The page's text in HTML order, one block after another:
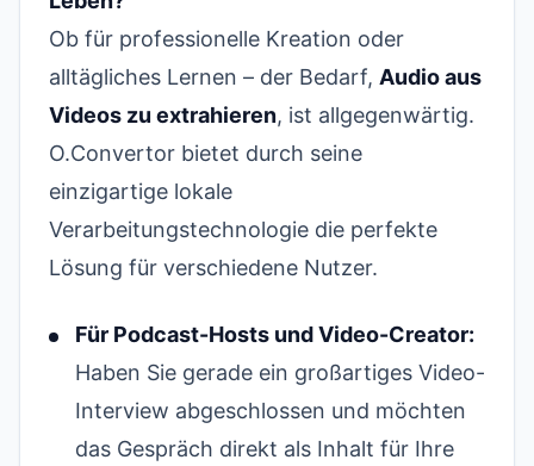
Ob für professionelle Kreation oder
alltägliches Lernen – der Bedarf, Audio aus
Videos zu extrahieren, ist allgegenwärtig.
O.Convertor bietet durch seine
einzigartige lokale
Verarbeitungstechnologie die perfekte
Lösung für verschiedene Nutzer.
Für Podcast-Hosts und Video-Creator:
Haben Sie gerade ein großartiges Video-
Interview abgeschlossen und möchten
das Gespräch direkt als Inhalt für Ihre